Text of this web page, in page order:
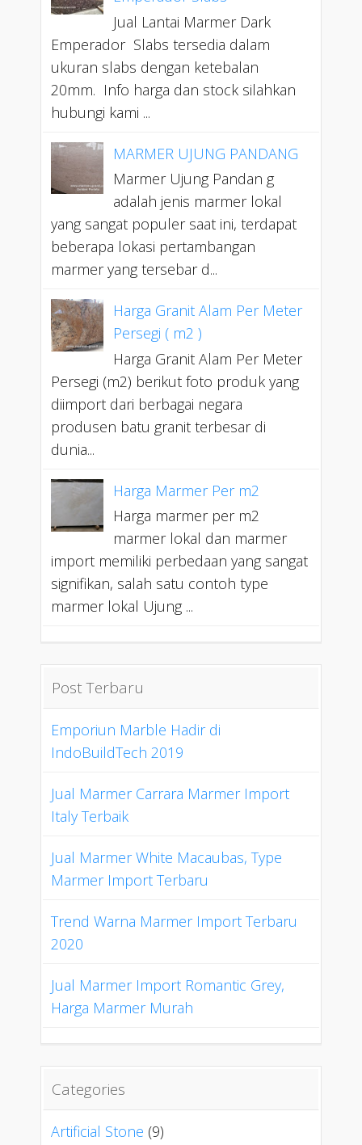
Jual Lantai Marmer Dark
Emperador Slabs tersedia dalam
ukuran slabs dengan ketebalan
20mm. Info harga dan stock silahkan
hubungi kami ...
MARMER UJUNG PANDANG
Marmer Ujung Pandan g
adalah jenis marmer lokal
yang sangat populer saat ini, terdapat
beberapa lokasi pertambangan
marmer yang tersebar d...
Harga Granit Alam Per Meter
Persegi ( m2 )
Harga Granit Alam Per Meter
Persegi (m2) berikut foto produk yang
diimport dari berbagai negara
produsen batu granit terbesar di
dunia...
Harga Marmer Per m2
Harga marmer per m2
marmer lokal dan marmer
import memiliki perbedaan yang sangat
signifikan, salah satu contoh type
marmer lokal Ujung ...
Post Terbaru
Emporiun Marble Hadir di
IndoBuildTech 2019
Jual Marmer Carrara Marmer Import
Italy Terbaik
Jual Marmer White Macaubas, Type
Marmer Import Terbaru
Trend Warna Marmer Import Terbaru
2020
Jual Marmer Import Romantic Grey,
Harga Marmer Murah
Categories
Artificial Stone (9)